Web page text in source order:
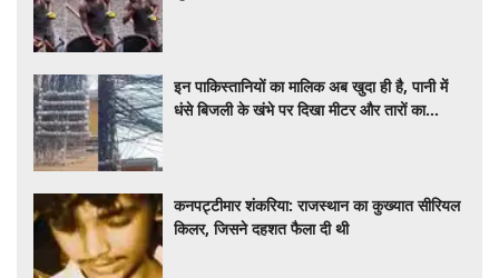
इन पाकिस्तानियों का मालिक अब खुदा ही है, पानी में
धंसे बिजली के खंभे पर दिखा मीटर और तारों का
कनपट्टीमार शंकरिया: राजस्थान का कुख्यात सीरियल
किलर, जिसने दहशत फैला दी थी